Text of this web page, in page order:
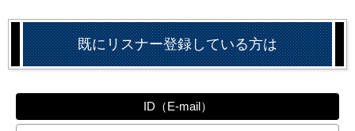
既にリスナー登録している方は
ID（E-mail）